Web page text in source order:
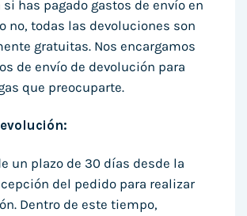
has pagado gastos de envío en
no, todas las devoluciones son
gratuitas. Nos encargamos
de envío de devolución para
que preocuparte.
un plazo de 30 días desde la
del pedido para realizar
Dentro de este tiempo,